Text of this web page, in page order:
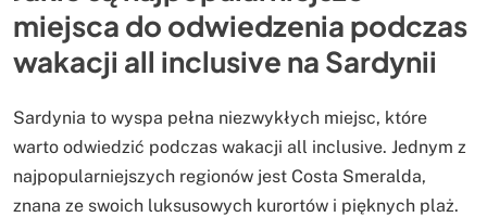
miejsca do odwiedzenia podczas
wakacji all inclusive na Sardynii
Sardynia to wyspa pełna niezwykłych miejsc, które
warto odwiedzić podczas wakacji all inclusive. Jednym z
najpopularniejszych regionów jest Costa Smeralda,
znana ze swoich luksusowych kurortów i pięknych plaż.